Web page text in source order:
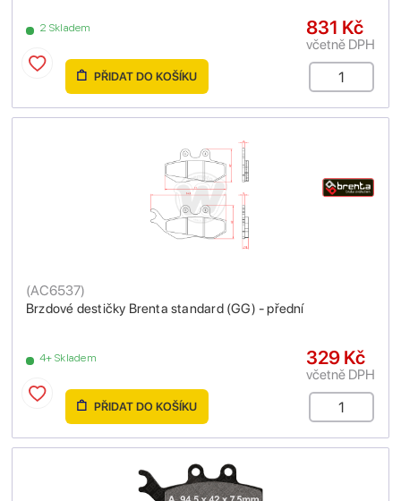
2 Skladem 831 Kč
včetně DPH
PŘIDAT DO KOŠÍKU
Brzdové destičky Brenta standard (GG) - přední
(AC6537)
4+ Skladem 329 Kč
včetně DPH
PŘIDAT DO KOŠÍKU